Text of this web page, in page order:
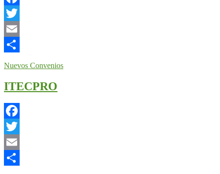
Facebook
Twitter
Email
Nuevos Convenios
ITECPRO
Facebook
Twitter
Email